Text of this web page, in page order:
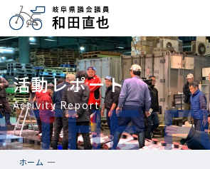
活動レポート
Activity Report
ホーム